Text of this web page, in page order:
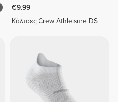
€9.99
Κάλτσες Crew Athleisure DS